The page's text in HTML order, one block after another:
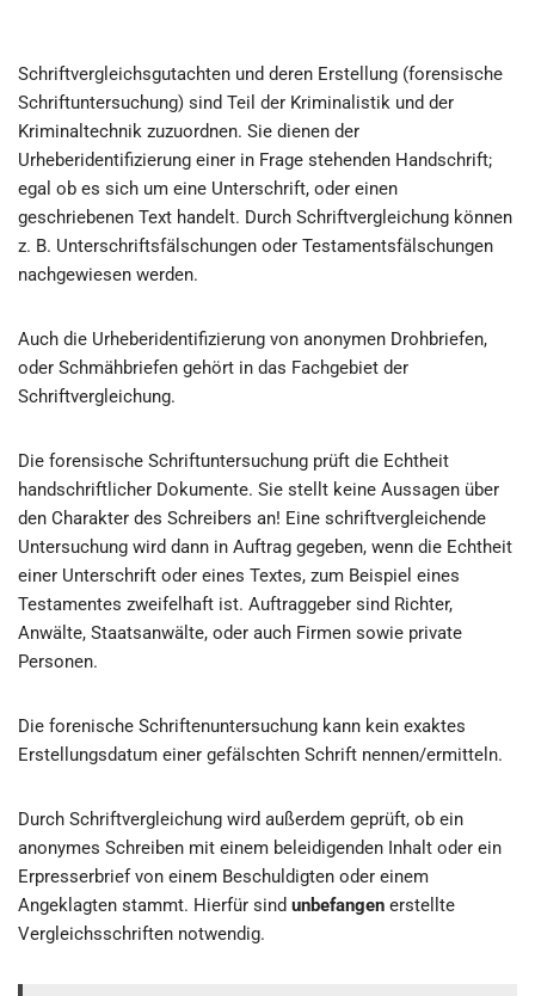
Schriftvergleichsgutachten und deren Erstellung (forensische
Schriftuntersuchung) sind Teil der Kriminalistik und der
Kriminaltechnik zuzuordnen. Sie dienen der
Urheberidentifizierung einer in Frage stehenden Handschrift;
egal ob es sich um eine Unterschrift, oder einen
geschriebenen Text handelt. Durch Schriftvergleichung können
z. B. Unterschriftsfälschungen oder Testamentsfälschungen
nachgewiesen werden.
Auch die Urheberidentifizierung von anonymen Drohbriefen,
oder Schmähbriefen gehört in das Fachgebiet der
Schriftvergleichung.
Die forensische Schriftuntersuchung prüft die Echtheit
handschriftlicher Dokumente. Sie stellt keine Aussagen über
den Charakter des Schreibers an! Eine schriftvergleichende
Untersuchung wird dann in Auftrag gegeben, wenn die Echtheit
einer Unterschrift oder eines Textes, zum Beispiel eines
Testamentes zweifelhaft ist. Auftraggeber sind Richter,
Anwälte, Staatsanwälte, oder auch Firmen sowie private
Personen.
Die forenische Schriftenuntersuchung kann kein exaktes
Erstellungsdatum einer gefälschten Schrift nennen/ermitteln.
Durch Schriftvergleichung wird außerdem geprüft, ob ein
anonymes Schreiben mit einem beleidigenden Inhalt oder ein
Erpresserbrief von einem Beschuldigten oder einem
Angeklagten stammt. Hierfür sind unbefangen erstellte
Vergleichsschriften notwendig.